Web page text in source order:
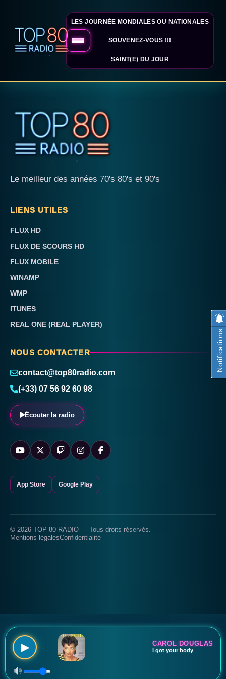
LES JOURNÉE MONDIALES OU NATIONALES
SOUVENEZ-VOUS !!!
SAINT(E) DU JOUR
▶ CAROL DOUGLAS
I got your body
Le meilleur des années 70's 80's et 90's
LIENS UTILES
FLUX HD
FLUX DE SCOURS HD
FLUX MOBILE
WINAMP
WMP
ITUNES
REAL ONE (REAL PLAYER)
NOUS CONTACTER
contact@top80radio.com
(+33) 07 56 92 60 98
Écouter la radio
App Store Google Play
© 2026 TOP 80 RADIO — Tous droits réservés.
Mentions légalesConfidentialité
Notifications